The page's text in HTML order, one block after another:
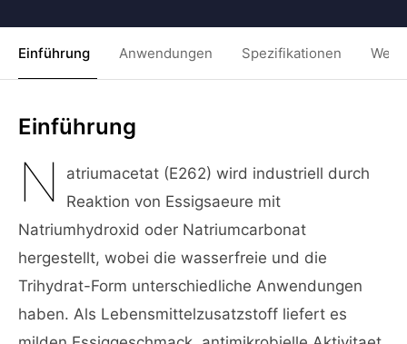
Einführung Anwendungen Spezifikationen
Einführung
N
atriumacetat (E262) wird industriell durch
Reaktion von Essigsaeure mit
Natriumhydroxid oder Natriumcarbonat
hergestellt, wobei die wasserfreie und die
Trihydrat-Form unterschiedliche Anwendungen
haben. Als Lebensmittelzusatzstoff liefert es